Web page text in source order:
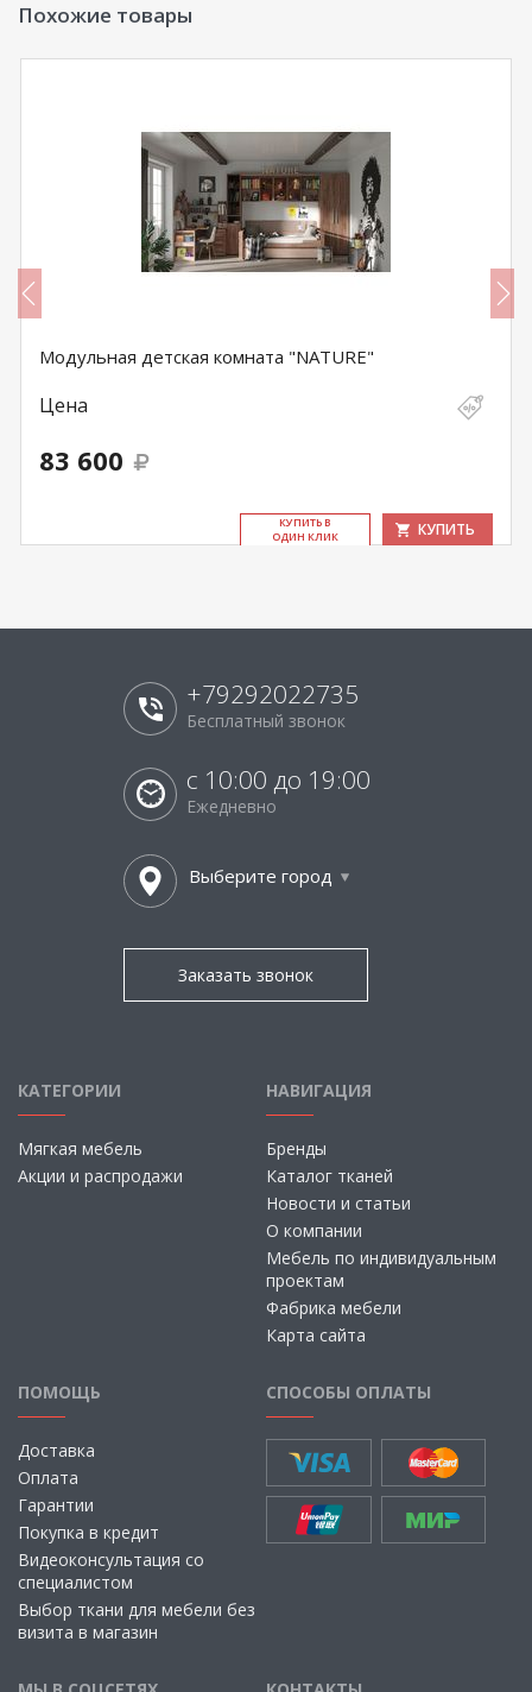
Похожие товары
Модульная детская комната "NATURE"
Цена
83 600
КУ­ПИТЬ В
ОДИН КЛИК
КУПИТЬ
+79292022735
Бесплатный звонок
с 10:00 до 19:00
Ежедневно
Выберите город
Заказать звонок
КАТЕГОРИИ
Мягкая мебель
Акции и распродажи
НАВИГАЦИЯ
Бренды
Каталог тканей
Новости и статьи
О компании
Мебель по индивидуальным
проектам
Фабрика мебели
Карта сайта
ПОМОЩЬ
Доставка
Оплата
Гарантии
Покупка в кредит
Видеоконсультация со
специалистом
Выбор ткани для мебели без
визита в магазин
СПОСОБЫ ОПЛАТЫ